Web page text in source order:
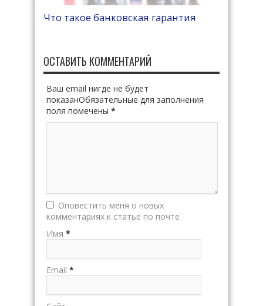
Что такое банковская гарантия
ОСТАВИТЬ КОММЕНТАРИЙ
Ваш email нигде не будет
показанОбязательные для заполнения
поля помечены *
Оповестить меня о новых
комментариях к статье по почте
Имя *
Email *